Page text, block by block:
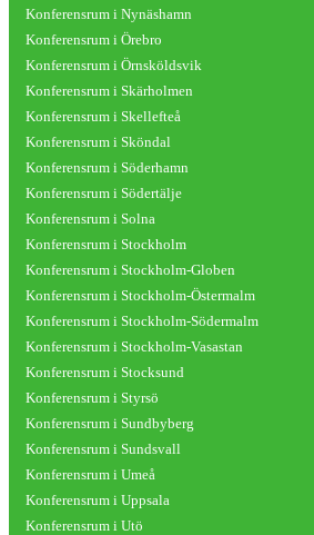
Konferensrum i Nynäshamn
Konferensrum i Örebro
Konferensrum i Örnsköldsvik
Konferensrum i Skärholmen
Konferensrum i Skellefteå
Konferensrum i Sköndal
Konferensrum i Söderhamn
Konferensrum i Södertälje
Konferensrum i Solna
Konferensrum i Stockholm
Konferensrum i Stockholm-Globen
Konferensrum i Stockholm-Östermalm
Konferensrum i Stockholm-Södermalm
Konferensrum i Stockholm-Vasastan
Konferensrum i Stocksund
Konferensrum i Styrsö
Konferensrum i Sundbyberg
Konferensrum i Sundsvall
Konferensrum i Umeå
Konferensrum i Uppsala
Konferensrum i Utö